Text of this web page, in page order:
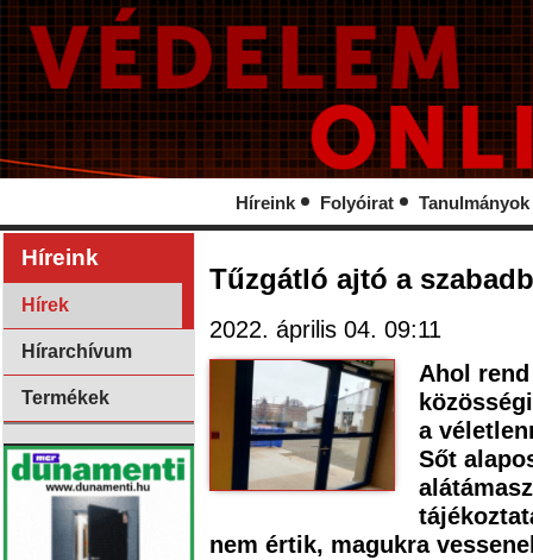
Híreink Folyóirat Tanulmányok
Híreink
Hírek
Hírarchívum
Termékek
Tűzgátló ajtó a
2022. április 04. 09:11
Ahol
a
Sőt
nem értik, magukra